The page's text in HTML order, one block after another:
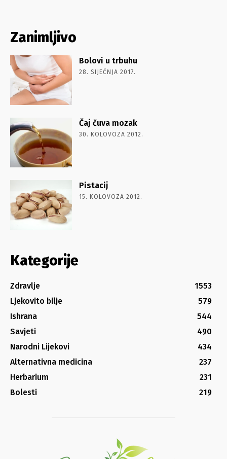
Zanimljivo
Bolovi u trbuhu
28. SIJEČNJA 2017.
Čaj čuva mozak
30. KOLOVOZA 2012.
Pistacij
15. KOLOVOZA 2012.
Kategorije
Zdravlje
1553
Ljekovito bilje
579
Ishrana
544
Savjeti
490
Narodni Lijekovi
434
Alternativna medicina
237
Herbarium
231
Bolesti
219